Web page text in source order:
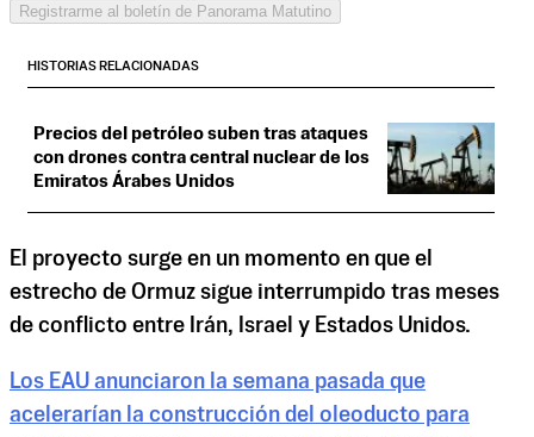
Registrarme al boletín de Panorama Matutino
HISTORIAS RELACIONADAS
Precios del petróleo suben tras ataques
con drones contra central nuclear de los
Emiratos Árabes Unidos
El proyecto surge en un momento en que el
estrecho de Ormuz sigue interrumpido tras meses
de conflicto entre Irán, Israel y Estados Unidos.
Los EAU anunciaron la semana pasada que
acelerarían la construcción del oleoducto para